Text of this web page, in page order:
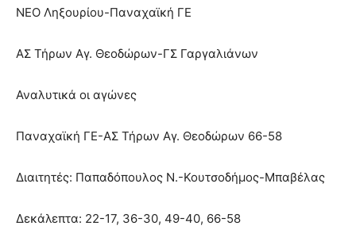
ΝΕΟ Ληξουρίου-Παναχαϊκή ΓΕ
ΑΣ Τήρων Αγ. Θεοδώρων-ΓΣ Γαργαλιάνων
Αναλυτικά οι αγώνες
Παναχαϊκή ΓΕ-ΑΣ Τήρων Αγ. Θεοδώρων 66-58
Διαιτητές: Παπαδόπουλος Ν.-Κουτσοδήμος-Μπαβέλας
Δεκάλεπτα: 22-17, 36-30, 49-40, 66-58